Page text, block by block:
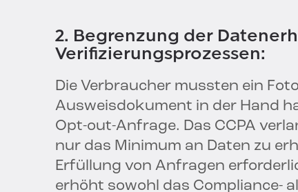
2. Begrenzung der
Verifizierungsprozessen:
Die Verbraucher mussten ein
Ausweisdokument in der Hand
Opt-out-Anfrage. Das CCPA
nur das Minimum an Daten zu
Erfüllung von Anfragen
erhöht sowohl das Compliance-